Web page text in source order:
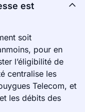
est
soit
pour en
l’éligibilité de
centralise les
Telecom, et
les débits des